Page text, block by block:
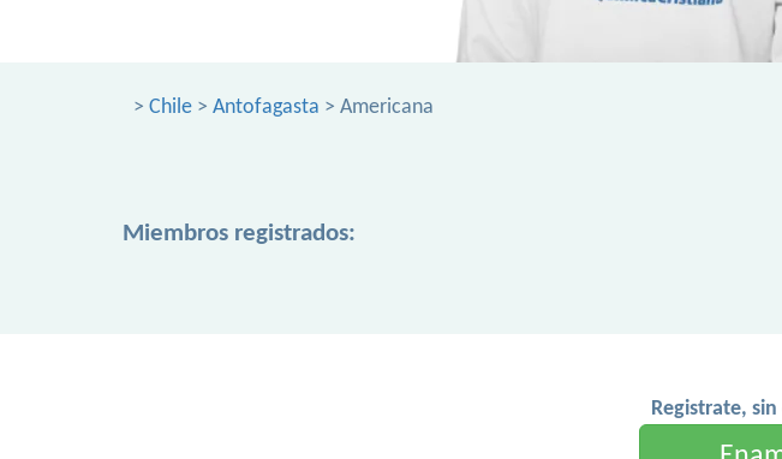
> Chile > Antofagasta > Americana
Miembros registrados:
Registrate,